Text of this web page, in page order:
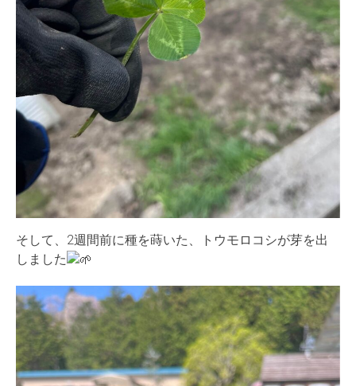
そして、2週間前に種を蒔いた、トウモロコシが芽を出
しました